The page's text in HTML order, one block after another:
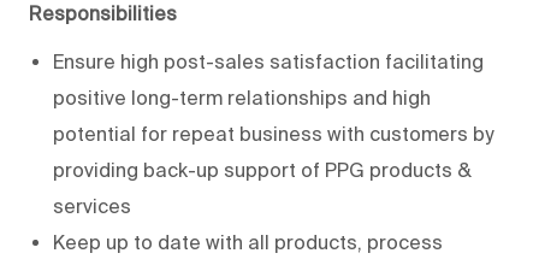
Responsibilities
Ensure high post-sales satisfaction facilitating
positive long-term relationships and high
potential for repeat business with customers by
providing back-up support of PPG products &
services
Keep up to date with all products, process